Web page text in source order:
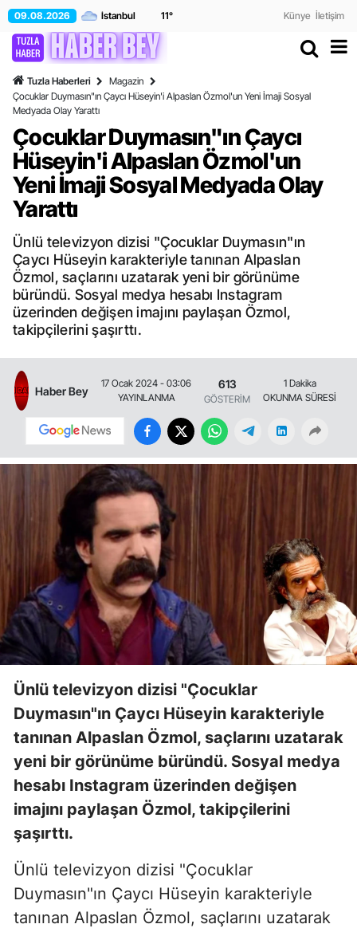
09.08.2026 11° Künye İletişim
Tuzla Haberleri
Magazin
Çocuklar Duymasın"ın Çaycı Hüseyin'i Alpaslan Özmol'un Yeni İmaji Sosyal
Medyada Olay Yarattı
Çocuklar Duymasın"ın Çaycı
Hüseyin'i Alpaslan Özmol'un
Yeni İmaji Sosyal Medyada Olay
Yarattı
Ünlü televizyon dizisi "Çocuklar Duymasın"ın
Çaycı Hüseyin karakteriyle tanınan Alpaslan
Özmol, saçlarını uzatarak yeni bir görünüme
büründü. Sosyal medya hesabı Instagram
üzerinden değişen imajını paylaşan Özmol,
takipçilerini şaşırttı.
Haber Bey
17 Ocak 2024 - 03:06
YAYINLANMA
613
GÖSTERİM
1 Dakika
OKUNMA SÜRESİ
Ünlü televizyon dizisi "Çocuklar
Duymasın"ın Çaycı Hüseyin karakteriyle
tanınan Alpaslan Özmol, saçlarını uzatarak
yeni bir görünüme büründü. Sosyal medya
hesabı Instagram üzerinden değişen
imajını paylaşan Özmol, takipçilerini
şaşırttı.
Ünlü televizyon dizisi "Çocuklar
Duymasın"ın Çaycı Hüseyin karakteriyle
tanınan Alpaslan Özmol, saçlarını uzatarak